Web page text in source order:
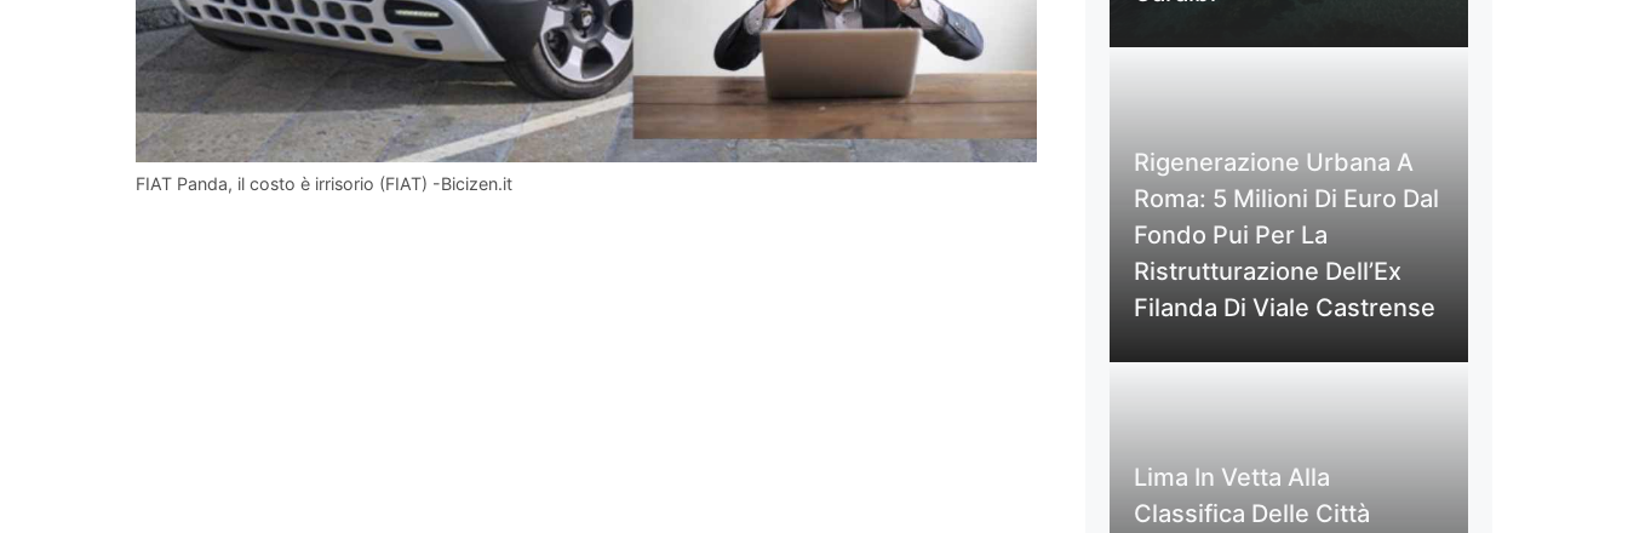
FIAT Panda, il costo è irrisorio (FIAT) -Bicizen.it
Rigenerazione Urbana A
Roma: 5 Milioni Di Euro Dal
Fondo Pui Per La
Ristrutturazione Dell’Ex
Filanda Di Viale Castrense
Lima In Vetta Alla
Classifica Delle Città